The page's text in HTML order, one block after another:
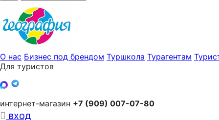
О нас Бизнес под брендом Туршкола Турагентам
Для туристов
интернет-магазин +7 (909) 007-07-80
вход